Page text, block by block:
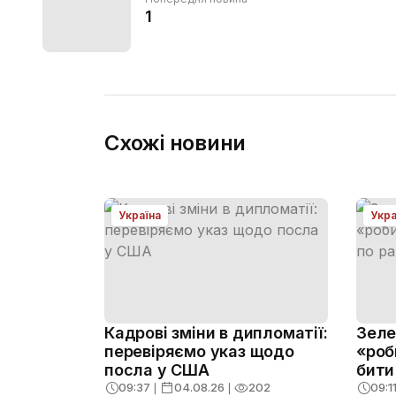
1
Схожі новини
Україна
Кадрові зміни в дипломатії:
перевіряємо указ щодо
посла у США
09:37 ❘ 04.08.26 ❘ 202
бити
09:11